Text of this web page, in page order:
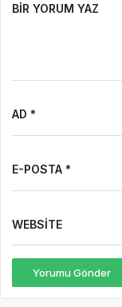
BIR YORUM YAZ
AD *
E-POSTA *
WEBSITE
Yorumu Gönder